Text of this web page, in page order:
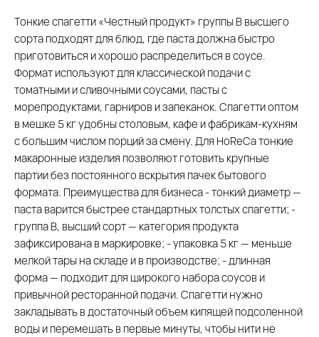
Тонкие спагетти «Честный продукт» группы В высшего
сорта подходят для блюд, где паста должна быстро
приготовиться и хорошо распределиться в соусе.
Формат используют для классической подачи с
томатными и сливочными соусами, пасты с
морепродуктами, гарниров и запеканок. Спагетти оптом
в мешке 5 кг удобны столовым, кафе и фабрикам-кухням
с большим числом порций за смену. Для HoReCa тонкие
макаронные изделия позволяют готовить крупные
партии без постоянного вскрытия пачек бытового
формата. Преимущества для бизнеса - тонкий диаметр —
паста варится быстрее стандартных толстых спагетти; -
группа В, высший сорт — категория продукта
зафиксирована в маркировке; - упаковка 5 кг — меньше
мелкой тары на складе и в производстве; - длинная
форма — подходит для широкого набора соусов и
привычной ресторанной подачи. Спагетти нужно
закладывать в достаточный объем кипящей подсоленной
воды и перемешать в первые минуты, чтобы нити не